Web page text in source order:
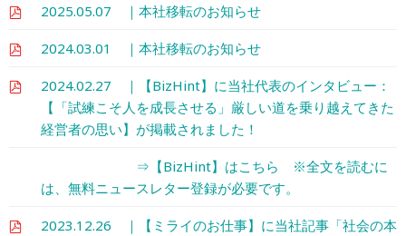
2025.05.07 ｜本社移転のお知らせ
2024.03.01 ｜本社移転のお知らせ
2024.02.27 ｜【BizHint】に当社代表のインタビュー：
【「試練こそ人を成長させる」厳しい道を乗り越えてきた
経営者の思い】が掲載されました！
⇒【BizHint】はこちら ※全文を読むに
は、無料ニュースレター登録が必要です。
2023.12.26 ｜【ミライのお仕事】に当社記事「社会の本